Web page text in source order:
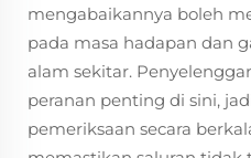
mengabaikannya boleh
pada masa hadapan dan
alam sekitar.
peranan penting di sini,
pemeriksaan secara